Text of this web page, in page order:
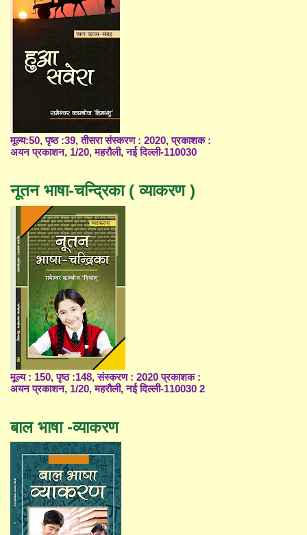
मूल्य:50, पृष्ठ :39, तीसरा संस्करण : 2020, प्रकाशक :
अयन प्रकाशन, 1/20, महरौली, नई दिल्ली-110030
नूतन भाषा-चन्द्रिका ( व्याकरण )
मूल्य : 150, पृष्ठ :148, संस्करण : 2020 प्रकाशक :
अयन प्रकाशन, 1/20, महरौली, नई दिल्ली-110030 2
बाल भाषा -व्याकरण